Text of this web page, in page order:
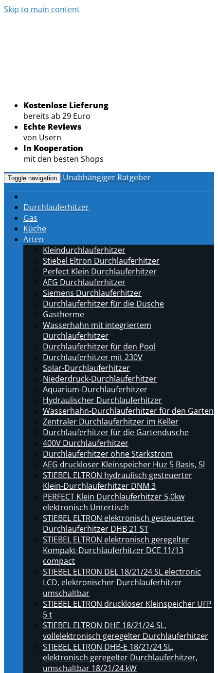
Skip to main content
Kostenlose Lieferung
bereits ab 29 Euro
Echte Reviews
von Usern
In Kooperation
mit den besten Shops
Toggle navigation Unabhängiger Ratgeber
Durchlauferhitzer
Gas
Küche
Arten
Kleindurchlauferhitzer
Stiebel Eltron Durchlauferhitzer
Perfect Klein Durchlauferhitzer
AEG Durchlauferhitzer
Siemens Durchlauferhitzer
Durchlauferhitzer für die Dusche
Gastherme
Wasserhahn mit integriertem
Durchlauferhitzer
Durchlauferhitzer für den Pool
Durchlauferhitzer mit 230V
Solar-Durchlauferhitzer
Niederdruck-Durchlauferhitzer
Aquarium-Durchlauferhitzer
Hydraulischer Durchlauferhitzer
Wasserhahn-Durchlauferhitzer für den Garten
Zentraler Durchlauferhitzer im Keller
Durchlauferhitzer für die Gartendusche
400V Durchlauferhitzer
Durchlauferhitzer ohne Starkstrom
AEG druckloser Kleinspeicher Huz 5 Basis, 5l
STIEBEL ELTRON hydraulisch gesteuerter
Klein-Durchlauferhitzer DNM 3
PERFECT Klein Durchlauferhitzer 5,0kw
elektronisch Untertisch
STIEBEL ELTRON elektronisch gesteuerter
Durchlauferhitzer DHB 21 ST
STIEBEL ELTRON elektronisch geregelter
Kompakt-Durchlauferhitzer DCE 11/13
compact
STIEBEL ELTRON DEL 18/21/24 SL electronic
LCD, elektronischer Durchlauferhitzer
umschaltbar
STIEBEL ELTRON druckloser Kleinspeicher UFP
5 t
STIEBEL ELTRON DHE 18/21/24 SL,
vollelektronisch geregelter Durchlauferhitzer
STIEBEL ELTRON DHB-E 18/21/24 SL,
elektronisch geregelter Durchlauferhitzer,
umschaltbar 18/21/24 kW